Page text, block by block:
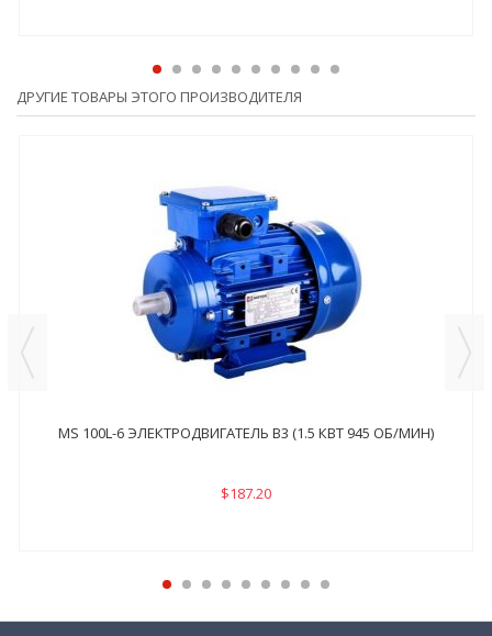
ДРУГИЕ ТОВАРЫ ЭТОГО ПРОИЗВОДИТЕЛЯ
MS 100L-6 ЭЛЕКТРОДВИГАТЕЛЬ B3 (1.5 КВТ 945 ОБ/МИН)
$187.20